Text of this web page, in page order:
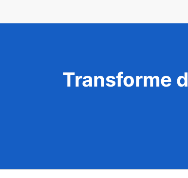
Transforme